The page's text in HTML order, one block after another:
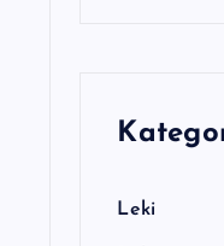
Leki